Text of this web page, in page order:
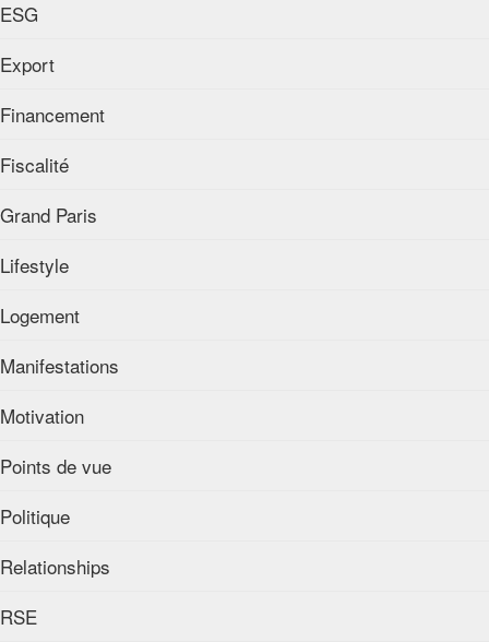
ESG
Export
Financement
Fiscalité
Grand Paris
Lifestyle
Logement
Manifestations
Motivation
Points de vue
Politique
Relationships
RSE